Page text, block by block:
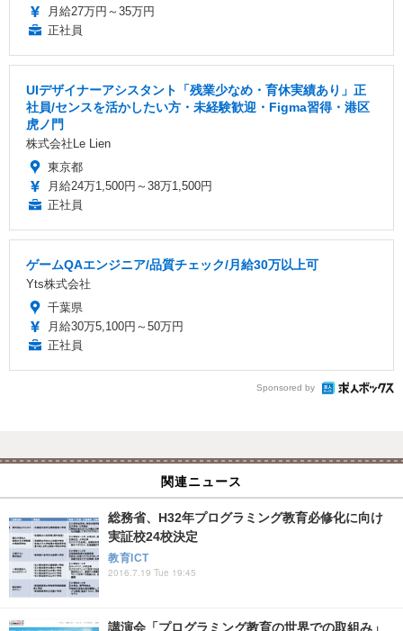
月給27万円～35万円
正社員
UIデザイナーアシスタント「残業少なめ・育休実績あり」正
社員/センスを活かしたい方・未経験歓迎・Figma習得・港区
虎ノ門
株式会社Le Lien
東京都
月給24万1,500円～38万1,500円
正社員
ゲームQAエンジニア/品質チェック/月給30万以上可
Yts株式会社
千葉県
月給30万5,100円～50万円
正社員
Sponsored by
関連ニュース
総務省、H32年プログラミング教育必修化に向け
実証校24校決定
教育ICT
2016.7.19 Tue 19:45
講演会「プログラミング教育の世界での取組み」